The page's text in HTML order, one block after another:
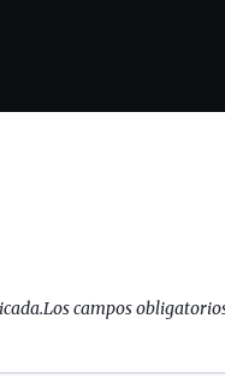
Los campos